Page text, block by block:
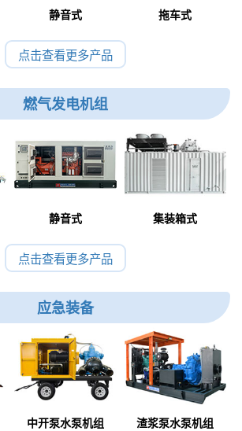
静音式 拖车式
点击查看更多产品
燃气发电机组
静音式 集装箱式
点击查看更多产品
应急装备
中开泵水泵机组 渣浆泵水泵机组